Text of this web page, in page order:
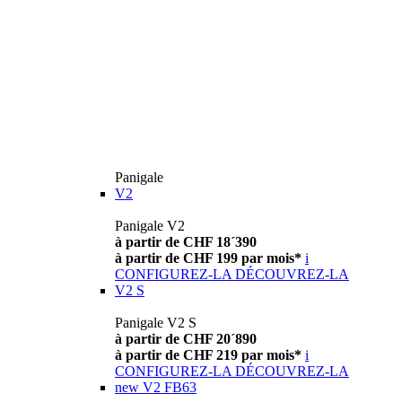
Panigale
V2
Panigale V2
à partir de CHF 18´390
à partir de CHF 199 par mois* i
CONFIGUREZ-LA DÉCOUVREZ-LA
V2 S
Panigale V2 S
à partir de CHF 20´890
à partir de CHF 219 par mois* i
CONFIGUREZ-LA DÉCOUVREZ-LA
new V2 FB63